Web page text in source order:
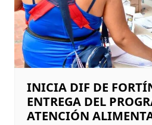
INICIA DIF DE
ENTREGA DEL
ATENCIÓN